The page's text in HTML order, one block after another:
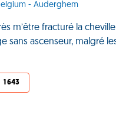
- Auderghem
m’être fracturé la
sans ascenseur, malgré
1 643